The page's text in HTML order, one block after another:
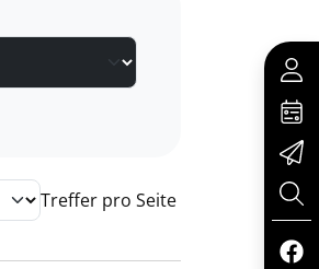
Treffer pro Seite